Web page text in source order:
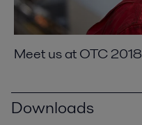
Meet us at OTC
Downloads